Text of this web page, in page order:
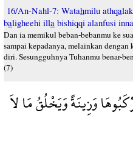
16/An-Nahl-7: Watahmilu athqa
baligheehi illa bishiqqi alanfusi
Dan ia memikul beban-bebanmu ke
sampai kepadanya, melainkan
diri. Sesungguhnya Tuhanmu benar-
(7)
وَزِينَةً وَيَخْلُقُ مَا لاَ